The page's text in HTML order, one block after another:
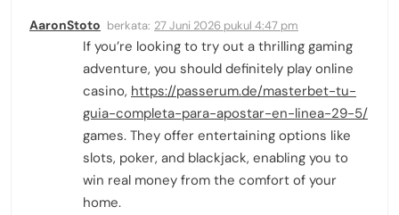
AaronStoto berkata: 27 Juni 2026 pukul 4:47 pm
If you’re looking to try out a thrilling gaming
adventure, you should definitely play online
casino, https://passerum.de/masterbet-tu-
guia-completa-para-apostar-en-linea-29-5/
games. They offer entertaining options like
slots, poker, and blackjack, enabling you to
win real money from the comfort of your
home.